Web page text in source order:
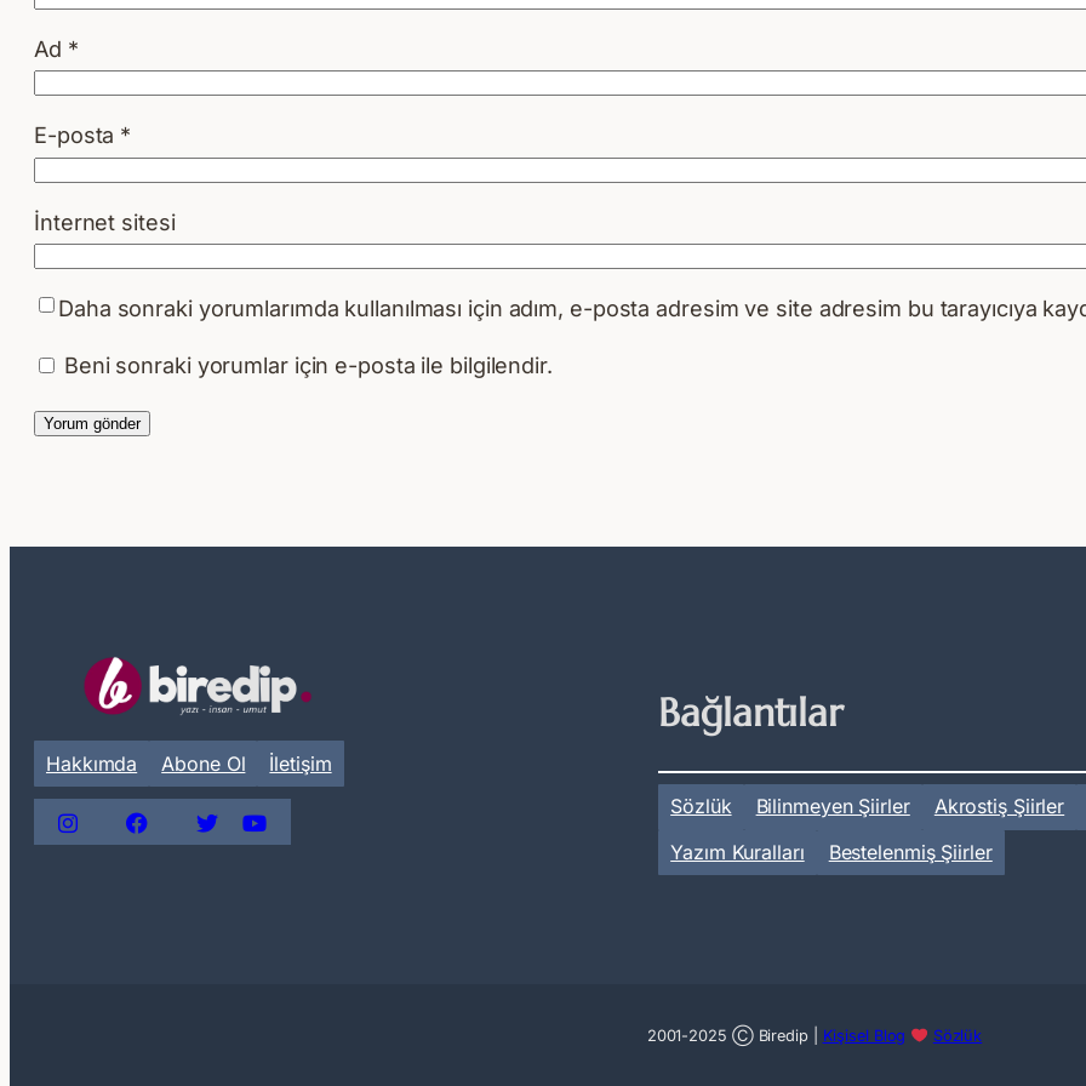
Ad *
E-posta *
İnternet sitesi
Daha sonraki yorumlarımda kullanılması için adım, e-posta adresim ve site adresim bu tarayıcıya
Beni sonraki yorumlar için e-posta ile bilgilendir.
Hakkımda Abone Ol İletişim
Bağlantılar
Sözlük Bilinmeyen Şiirler Akrostiş Şiirler
Yazım Kuralları
Bestelenmiş Şiirler
2001-2025 Ⓒ Biredip | Kişisel Blog Sözlük